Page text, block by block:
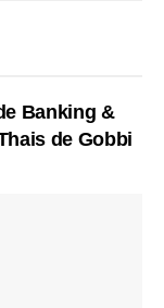
Banking &
de Gobbi